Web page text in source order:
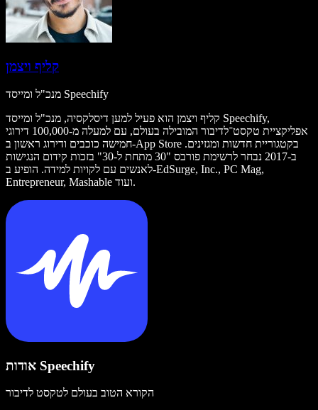
קליף ויצמן
מנכ"ל ומייסד Speechify
קליף ויצמן הוא פעיל למען דיסלקסיה, מנכ"ל ומייסד Speechify,
אפליקציית טקסט־לדיבור המובילה בעולם, עם למעלה מ-100,000 דירוגי
חמישה כוכבים ודירוג ראשון ב-App Store בקטגוריית חדשות ומגזינים.
ב-2017 נבחר לרשימת פורבס "30 מתחת ל-30" בזכות קידום הנגישות
לאנשים עם לקויות למידה. הופיע ב-EdSurge, Inc., PC Mag,
Entrepreneur, Mashable ועוד.
אודות Speechify
הקורא הטוב בעולם לטקסט לדיבור